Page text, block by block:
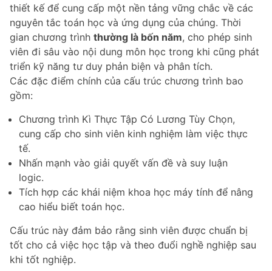
thiết kế để cung cấp một nền tảng vững chắc về các
nguyên tắc toán học và ứng dụng của chúng. Thời
gian chương trình thường là bốn năm, cho phép sinh
viên đi sâu vào nội dung môn học trong khi cũng phát
triển kỹ năng tư duy phản biện và phân tích.
Các đặc điểm chính của cấu trúc chương trình bao
gồm:
Chương trình Kì Thực Tập Có Lương Tùy Chọn,
cung cấp cho sinh viên kinh nghiệm làm việc thực
tế.
Nhấn mạnh vào giải quyết vấn đề và suy luận
logic.
Tích hợp các khái niệm khoa học máy tính để nâng
cao hiểu biết toán học.
Cấu trúc này đảm bảo rằng sinh viên được chuẩn bị
tốt cho cả việc học tập và theo đuổi nghề nghiệp sau
khi tốt nghiệp.